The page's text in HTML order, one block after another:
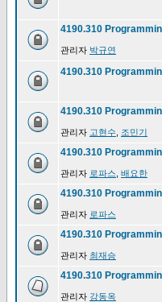
4190.310
관리자 박규연
4190.310
4190.310
관리자 고현수 조민기
4190.310
관리자 로파스 배요한
4190.310
관리자 로파스
4190.310
관리자 최재승
4190.310
관리자 강동옥